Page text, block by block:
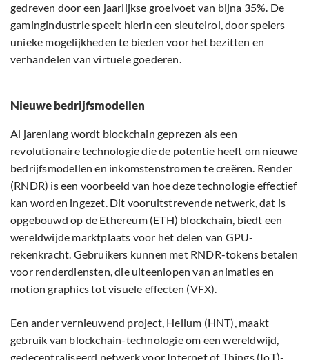
gedreven door een jaarlijkse groeivoet van bijna 35%. De
gamingindustrie speelt hierin een sleutelrol, door spelers
unieke mogelijkheden te bieden voor het bezitten en
verhandelen van virtuele goederen.
Nieuwe bedrijfsmodellen
Al jarenlang wordt blockchain geprezen als een
revolutionaire technologie die de potentie heeft om nieuwe
bedrijfsmodellen en inkomstenstromen te creëren. Render
(RNDR) is een voorbeeld van hoe deze technologie effectief
kan worden ingezet. Dit vooruitstrevende netwerk, dat is
opgebouwd op de Ethereum (ETH) blockchain, biedt een
wereldwijde marktplaats voor het delen van GPU-
rekenkracht. Gebruikers kunnen met RNDR-tokens betalen
voor renderdiensten, die uiteenlopen van animaties en
motion graphics tot visuele effecten (VFX).
Een ander vernieuwend project, Helium (HNT), maakt
gebruik van blockchain-technologie om een wereldwijd,
gedecentraliseerd netwerk voor Internet of Things (IoT)-